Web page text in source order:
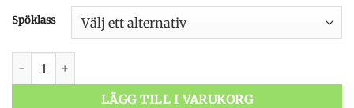
Spöklass
LÄGG TILL I VARUKORG